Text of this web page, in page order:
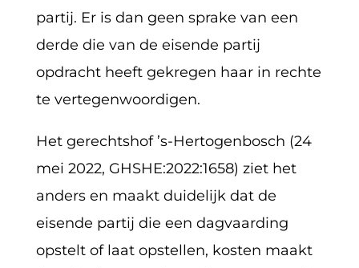
partij. Er is dan geen sprake van een
derde die van de eisende partij
opdracht heeft gekregen haar in rechte
te vertegenwoordigen.
Het gerechtshof ’s-Hertogenbosch (24
mei 2022, GHSHE:2022:1658) ziet het
anders en maakt duidelijk dat de
eisende partij die een dagvaarding
opstelt of laat opstellen, kosten maakt